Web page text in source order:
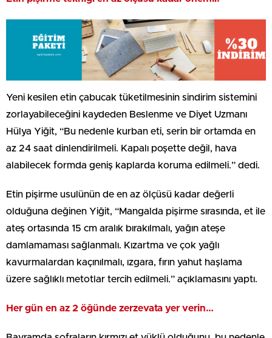
Yeni kesilen etin çabucak tüketilmesinin sindirim sistemini
zorlayabileceğini kaydeden Beslenme ve Diyet Uzmanı
Hülya Yiğit, “Bu nedenle kurban eti, serin bir ortamda en
az 24 saat dinlendirilmeli. Kapalı poşette değil, hava
alabilecek formda geniş kaplarda koruma edilmeli.” dedi.
Etin pişirme usulünün de en az ölçüsü kadar değerli
olduğuna değinen Yiğit, “Mangalda pişirme sırasında, et ile
ateş ortasında 15 cm aralık bırakılmalı, yağın ateşe
damlamaması sağlanmalı. Kızartma ve çok yağlı
kavurmalardan kaçınılmalı, ızgara, fırın yahut haşlama
üzere sağlıklı metotlar tercih edilmeli.” açıklamasını yaptı.
Her gün en az 2 öğünde zerzevata yer verin…